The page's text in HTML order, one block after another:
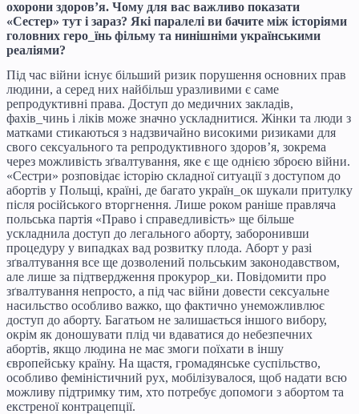
охорони здоров’я. Чому для вас важливо показати
«Сестер» тут і зараз? Які паралелі ви бачите між історіями
головних геро_їнь фільму та нинішніми українськими
реаліями?
Під час війни існує більший ризик порушення основних прав
людини, а серед них найбільш уразливими є саме
репродуктивні права. Доступ до медичних закладів,
фахів_чинь і ліків може значно ускладнитися. Жінки та люди з
матками стикаються з надзвичайно високими ризиками для
свого сексуального та репродуктивного здоров’я, зокрема
через можливість зґвалтування, яке є ще однією зброєю війни.
«Сестри» розповідає історію складної ситуації з доступом до
абортів у Польщі, країні, де багато україн_ок шукали притулку
після російського вторгнення. Лише роком раніше правляча
польська партія «Право і справедливість» ще більше
ускладнила доступ до легального аборту, заборонивши
процедуру у випадках вад розвитку плода. Аборт у разі
зґвалтування все ще дозволений польським законодавством,
але лише за підтвердження прокурор_ки. Повідомити про
зґвалтування непросто, а під час війни довести сексуальне
насильство особливо важко, що фактично унеможливлює
доступ до аборту. Багатьом не залишається іншого вибору,
окрім як доношувати плід чи вдаватися до небезпечних
абортів, якщо людина не має змоги поїхати в іншу
європейську країну. На щастя, громадянське суспільство,
особливо феміністичний рух, мобілізувалося, щоб надати всю
можливу підтримку тим, хто потребує допомоги з абортом та
екстреної контрацепції.